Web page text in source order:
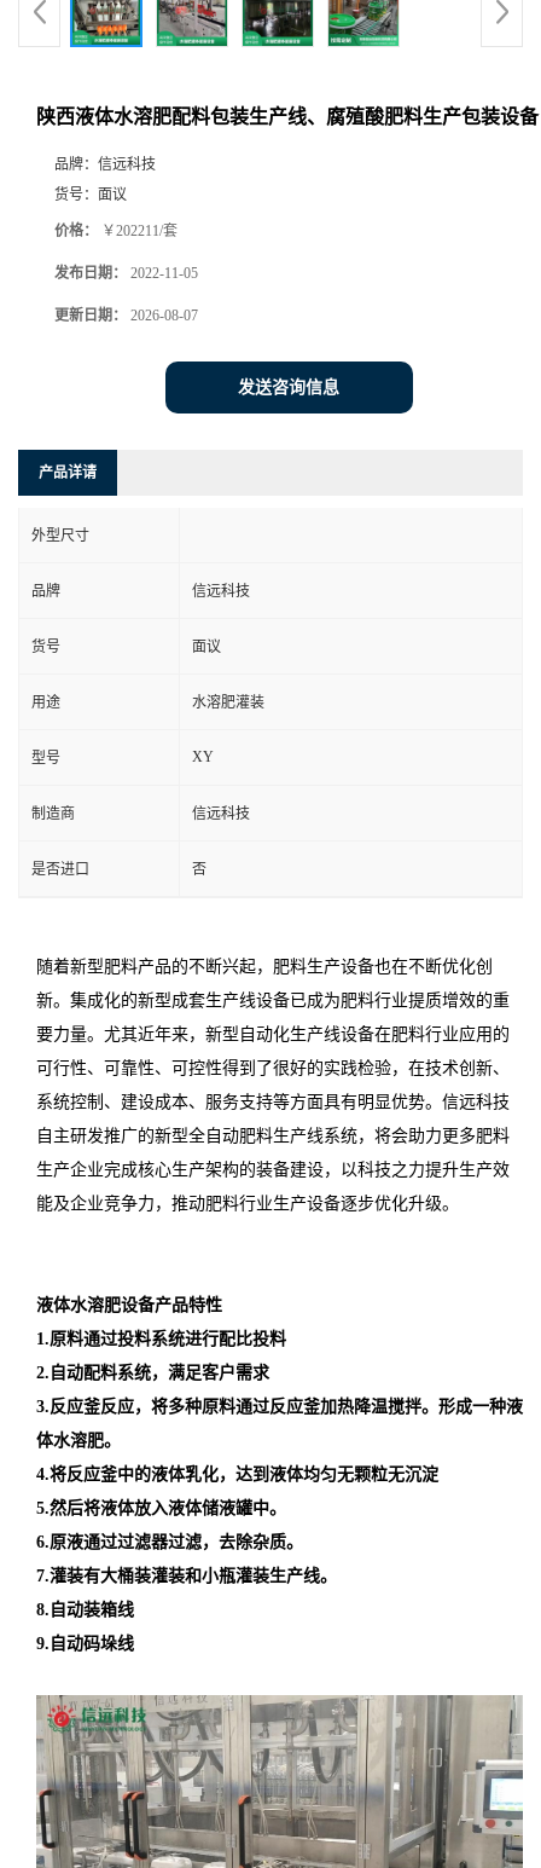
陕西液体水溶肥配料包装生产线、腐殖酸肥料生产包装设备
品牌： 信远科技
货号： 面议
价格： ￥202211/套
发布日期： 2022-11-05
更新日期： 2026-08-07
发送咨询信息
产品详请
外型尺寸
品牌 信远科技
货号 面议
用途 水溶肥灌装
型号 XY
制造商 信远科技
是否进口 否
随着新型肥料产品的不断兴起，肥料生产设备也在不断优化创
新。集成化的新型成套生产线设备已成为肥料行业提质增效的重
要力量。尤其近年来，新型自动化生产线设备在肥料行业应用的
可行性、可靠性、可控性得到了很好的实践检验，在技术创新、
系统控制、建设成本、服务支持等方面具有明显优势。信远科技
自主研发推广的新型全自动肥料生产线系统，将会助力更多肥料
生产企业完成核心生产架构的装备建设，以科技之力提升生产效
能及企业竞争力，推动肥料行业生产设备逐步优化升级。
液体水溶肥设备产品特性
1.原料通过投料系统进行配比投料
2.自动配料系统，满足客户需求
3.反应釜反应，将多种原料通过反应釜加热降温搅拌。形成一种液
体水溶肥。
4.将反应釜中的液体乳化，达到液体均匀无颗粒无沉淀
5.然后将液体放入液体储液罐中。
6.原液通过过滤器过滤，去除杂质。
7.灌装有大桶装灌装和小瓶灌装生产线。
8.自动装箱线
9.自动码垛线